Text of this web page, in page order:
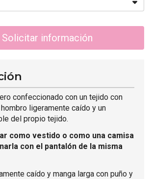
Solicitar información
confeccionado con un tejido con
ligeramente caído y un
del propio tejido.
como vestido o como una camisa
con el pantalón de la misma
caído y manga larga con puño y